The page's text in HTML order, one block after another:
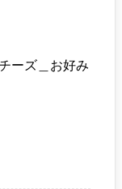
ーズ＿お好み